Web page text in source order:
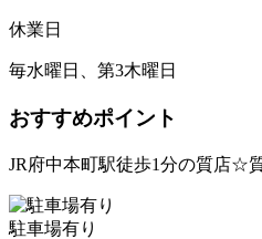
休業日
毎水曜日、第3木曜日
おすすめポイント
JR府中本町駅徒歩1分の質店☆
駐車場有り